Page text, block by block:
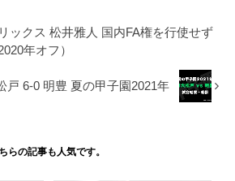
ックス 松井雅人 国内FA権を行使せず
年オフ）
戸 6-0 明豊 夏の甲子園2021年
らの記事も人気です。